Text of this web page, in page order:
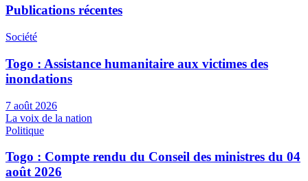
Publications récentes
Société
Togo : Assistance humanitaire aux victimes des
inondations
7 août 2026
La voix de la nation
Politique
Togo : Compte rendu du Conseil des ministres du 04
août 2026